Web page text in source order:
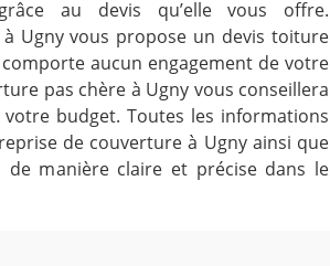
au devis qu’elle vous offre.
Ugny vous propose un devis toiture
aucun engagement de votre
pas chère à Ugny vous conseillera
budget. Toutes les informations
de couverture à Ugny ainsi que
de manière claire et précise dans le